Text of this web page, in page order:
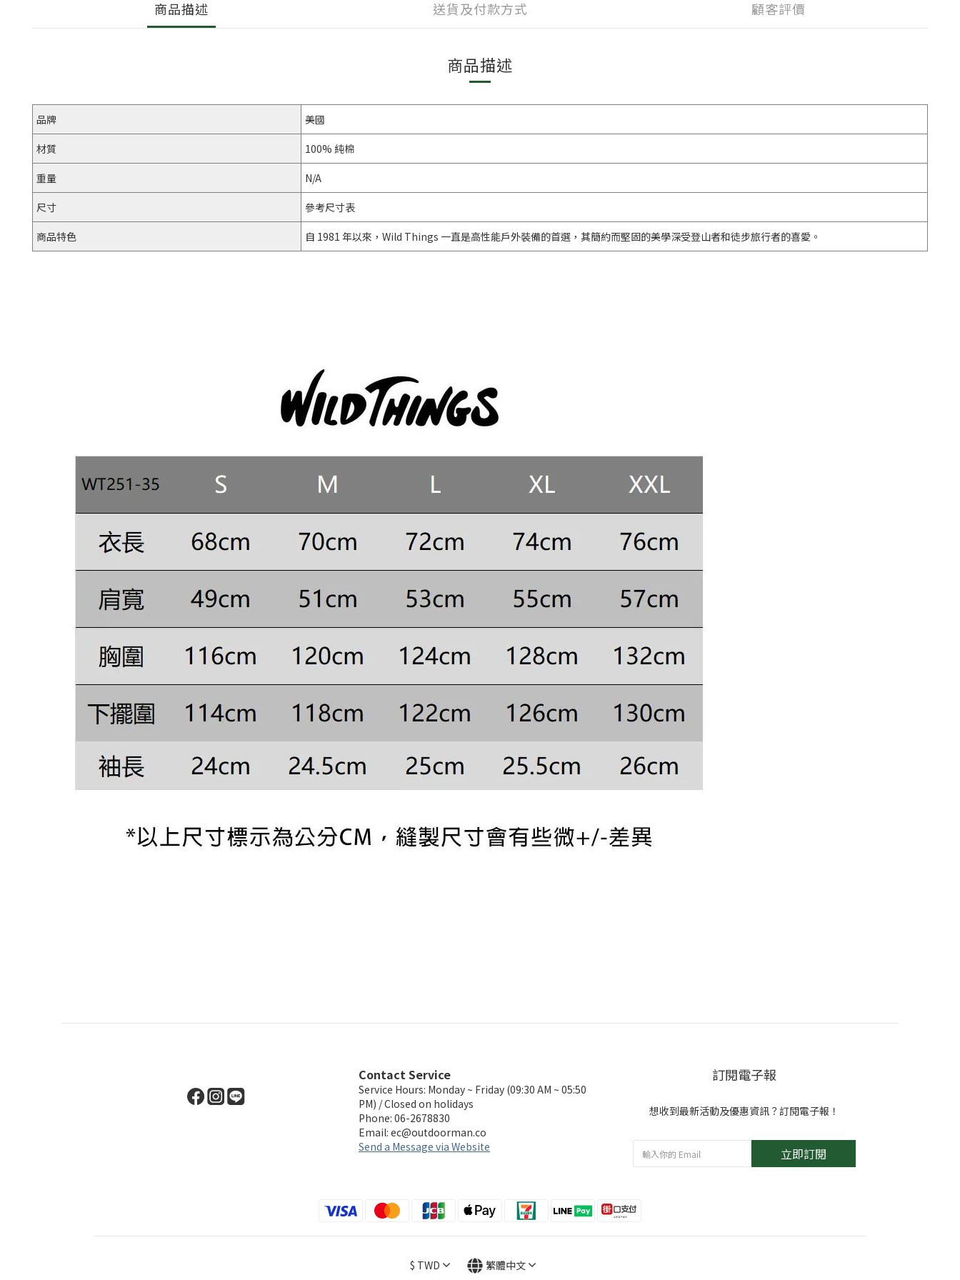
商品描述 送貨及付款方式 顧客評價
商品描述
品牌 美國
材質 100% 純棉
重量 N/A
尺寸 參考尺寸表
商品特色 自 1981 年以來，Wild Things 一直是高性能戶外裝備的首選，其簡約而堅固的美學深受登山者和徒步旅行者的喜愛。
Contact Service
Service Hours: Monday ~ Friday (09:30 AM ~ 05:50
PM) / Closed on holidays
Phone: 06-2678830
Email: ec@outdoorman.co
Send a Message via Website
訂閱電子報
想收到最新活動及優惠資訊？訂閱電子報！
立即訂閱
$ TWD 繁體中文